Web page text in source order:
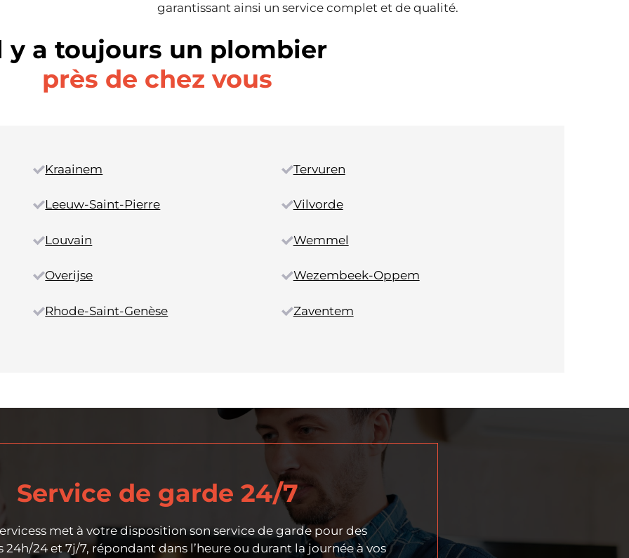
garantissant ainsi un service complet et de qualité.
y a toujours un plombier
près de chez vous
Kraainem
Leeuw-Saint-Pierre
Louvain
Overijse
Rhode-Saint-Genèse
Tervuren
Vilvorde
Wemmel
Wezembeek-Oppem
Zaventem
Service de garde 24/7
met à votre disposition son service de garde pour des
24h/24 et 7j/7, répondant dans l’heure ou durant la journée à vos